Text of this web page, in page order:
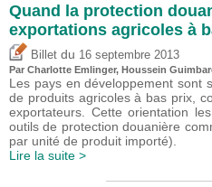
Quand la protection
exportations agricoles à
Billet du 16 septembre 2013
Par Charlotte Emlinger, Houssein
Les pays en développement sont
de produits agricoles à bas prix,
exportateurs. Cette orientation
outils de protection douanière
par unité de produit importé).
Lire la suite >